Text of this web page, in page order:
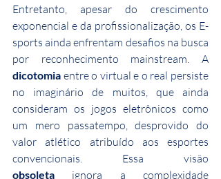
Entretanto, apesar do crescimento
exponencial e da profissionalização, os E-
sports ainda enfrentam desafios na busca
dicotomia entre o virtual e o real persiste
no imaginário de muitos, que ainda
consideram os jogos eletrônicos como
um mero passatempo, desprovido do
valor atlético atribuído aos esportes
obsoleta ignora a complexidade